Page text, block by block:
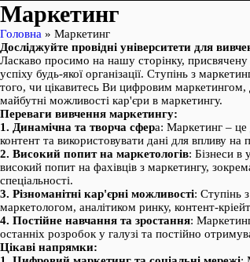
Маркетинг
Головна » Маркетинг
Досліджуйте провідні університети для
Ласкаво просимо на нашу сторінку,
успіху будь-якої організації. Ступінь з
того, чи цікавитесь Ви цифровим
майбутні можливості кар'єри в маркетингу.
Переваги вивчення маркетингу:
1. Динамічна та творча сфера: Маркетинг – це
контент та використовувати дані для впливу
2. Високий попит на маркетологів: Бізнеси в
високий попит на фахівців з маркетингу,
спеціальності.
3. Різноманітні кар'єрні можливості: Ступінь
маркетологом, аналітиком ринку, контент-
4. Постійне навчання та зростання:
останніх розробок у галузі та постійно
Цікаві напрямки: